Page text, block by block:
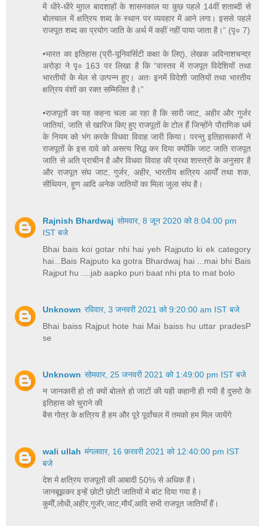
में धीरे-धीरे मुग़ल बादशाहों के शासनकाल या कुछ पहले 14वीं शताब्दी से
बोलचाल में क्षत्रिय शब्द के स्थान पर व्यवहार में आने लगा। इससे पहले
राजपूत शब्द का प्रयोग जाति के अर्थ में कहीं नहीं पाया जाता है।” (पृ० 7)
•भारत का इतिहास (प्री-यूनिवर्सिटी कक्षा के लिए), लेखक अविनाशचन्द्र
अरोड़ा ने पृ० 163 पर लिखा है कि “वास्तव में राजपूत विदेशियों तथा
भारतीयों के मेल से उत्पन्न हुए। अतः इनमें विदेशी जातियों तथा भारतीय
क्षत्रिय वंशों का रक्त सम्मिलित है।”
•राजपूतों का यह कहना चला आ रहा है कि सारी जाट, अहीर और गुर्जर
जातियां, जाति से खारिज किए हुए राजपूतों के टोल हैं जिन्होंने पौराणिक धर्म
के नियम को भंग करके विधवा विवाह जारी किया। परन्तु इतिहासकारों ने
राजपूतों के इस दावे को असत्य सिद्ध कर दिया क्योंकि जाट जाति राजपूत
जाति से अति प्राचीन है और विधवा विवाह की प्रथा शास्त्रों के अनुसार है
और राजपूत संघ जाट, गुर्जर, अहीर, भारतीय क्षत्रिय आर्यों तथा शक,
सीथियन, हूण आदि अनेक जातियों का मिला जुला संघ है।
Rajnish Bhardwaj सोमवार, 8 जून 2020 को 8:04:00 pm
IST बजे
Bhai bais koi gotar nhi hai yeh Rajputo ki ek category
hai...Bais Rajputo ka gotra Bhardwaj hai ...mai bhi Bais
Rajput hu ....jab aapko puri baat nhi pta to mat bolo
Unknown रविवार, 3 जनवरी 2021 को 9:20:00 am IST बजे
Bhai baiss Rajput hote hai Mai baiss hu uttar pradesP
se
Unknown सोमवार, 25 जनवरी 2021 को 1:49:00 pm IST बजे
न जानकारी हो तो क्यों बोलते हो जाटों की यही कहानी ही गयी है दुसरो के
इतिहास को चुराने की
बैस गोत्र के क्षत्रिय है हम और पूरे पूर्वांचल में तमको हम मिल जायेंगे
wali ullah मंगलवार, 16 फ़रवरी 2021 को 12:40:00 pm IST
बजे
देश मे क्षत्रिय राजपूतों की आबादी 50% से अधिक है।
जानबूझकर इन्हें छोटी छोटी जातियों मे बांट दिया गया है।
कुमीॅ,लोधी,अहीर,गुजॅर,जाट,मौयॅ,आदि सभी राजपूत जातियाँ हैं।